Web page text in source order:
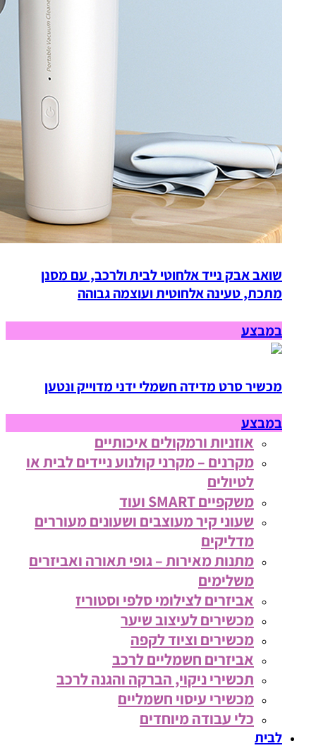
שואב אבק נייד אלחוטי לבית ולרכב, עם מסנן
מתכת, טעינה אלחוטית ועוצמה גבוהה
במבצע
מכשיר סרט מדידה חשמלי ידני מדוייק ונטען
במבצע
אוזניות ורמקולים איכותיים
מקרנים – מקרני קולנוע ניידים לבית או
לטיולים
משקפיים SMART ועוד
שעוני קיר מעוצבים ושעונים מעוררים
מדליקים
מתנות מאירות – גופי תאורה ואביזרים
משלימים
אביזרים לצילומי סלפי וסטוריז
מכשירים לעיצוב שיער
מכשירים וציוד לקפה
אביזרים חשמליים לרכב
תכשירי ניקוי, הברקה והגנה לרכב
מכשירי עיסוי חשמליים
כלי עבודה מיוחדים
לבית